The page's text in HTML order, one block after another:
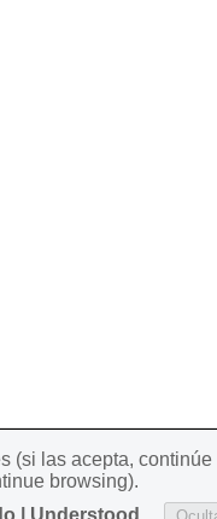
(si las acepta,
browsing).
| Understood